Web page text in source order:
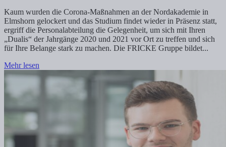
Kaum wurden die Corona-Maßnahmen an der Nordakademie in
Elmshorn gelockert und das Studium findet wieder in Präsenz statt,
ergriff die Personalabteilung die Gelegenheit, um sich mit Ihren
„Dualis“ der Jahrgänge 2020 und 2021 vor Ort zu treffen und sich
für Ihre Belange stark zu machen. Die FRICKE Gruppe bildet...
Mehr lesen